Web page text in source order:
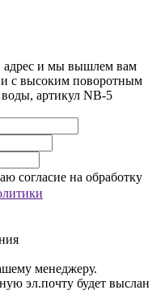
адрес и мы вышлем вам
с высоким поворотным
артикул NB-5
согласие на обработку
менеджеру.
эл.почту будет выслан